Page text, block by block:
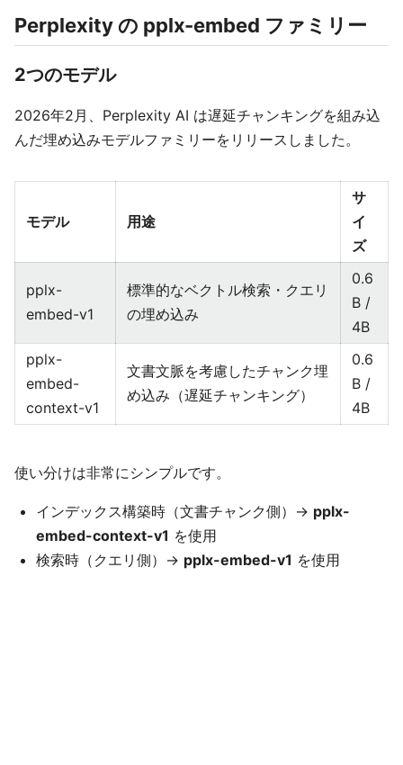
Perplexity の pplx-embed ファミリー
2つのモデル
2026年2月、Perplexity AI は遅延チャンキングを組み込
んだ埋め込みモデルファミリーをリリースしました。
モデル 用途
サ
イ
ズ
pplx-
embed-v1
標準的なベクトル検索・クエリ
の埋め込み
0.6
B /
4B
pplx-
embed-
context-v1
文書文脈を考慮したチャンク埋
め込み（遅延チャンキング）
0.6
B /
4B
使い分けは非常にシンプルです。
インデックス構築時（文書チャンク側）→ pplx-
embed-context-v1 を使用
検索時（クエリ側）→ pplx-embed-v1 を使用